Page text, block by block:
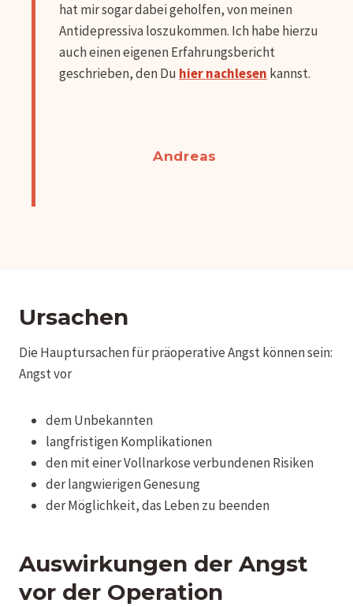
hat mir sogar dabei geholfen, von meinen
Antidepressiva loszukommen. Ich habe hierzu
auch einen eigenen Erfahrungsbericht
geschrieben, den Du hier nachlesen kannst.
Andreas
Ursachen
Die Hauptursachen für präoperative Angst können sein:
Angst vor
dem Unbekannten
langfristigen Komplikationen
den mit einer Vollnarkose verbundenen Risiken
der langwierigen Genesung
der Möglichkeit, das Leben zu beenden
Auswirkungen der Angst
vor der Operation